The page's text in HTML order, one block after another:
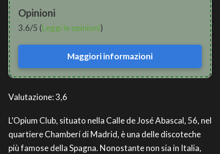
Opinioni
3.6/5 (Leggi le opinioni)
Maggiori informazioni
Valutazione: 3,6
L’Opium Club, situato nella Calle de José Abascal, 56, nel
quartiere Chamberí di Madrid, è una delle discoteche
più famose della Spagna. Nonostante non sia in Italia,